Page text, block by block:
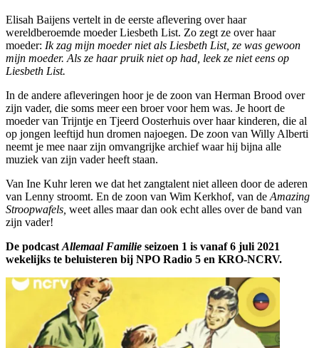
Elisah Baijens vertelt in de eerste aflevering over haar
wereldberoemde moeder Liesbeth List. Zo zegt ze over haar
moeder: Ik zag mijn moeder niet als Liesbeth List, ze was gewoon
mijn moeder. Als ze haar pruik niet op had, leek ze niet eens op
Liesbeth List.
In de andere afleveringen hoor je de zoon van Herman Brood over
zijn vader, die soms meer een broer voor hem was. Je hoort de
moeder van Trijntje en Tjeerd Oosterhuis over haar kinderen, die al
op jongen leeftijd hun dromen najoegen. De zoon van Willy Alberti
neemt je mee naar zijn omvangrijke archief waar hij bijna alle
muziek van zijn vader heeft staan.
Van Ine Kuhr leren we dat het zangtalent niet alleen door de aderen
van Lenny stroomt. En de zoon van Wim Kerkhof, van de Amazing
Stroopwafels, weet alles maar dan ook echt alles over de band van
zijn vader!
De podcast Allemaal Familie seizoen 1 is vanaf 6 juli 2021
wekelijks te beluisteren bij NPO Radio 5 en KRO-NCRV.